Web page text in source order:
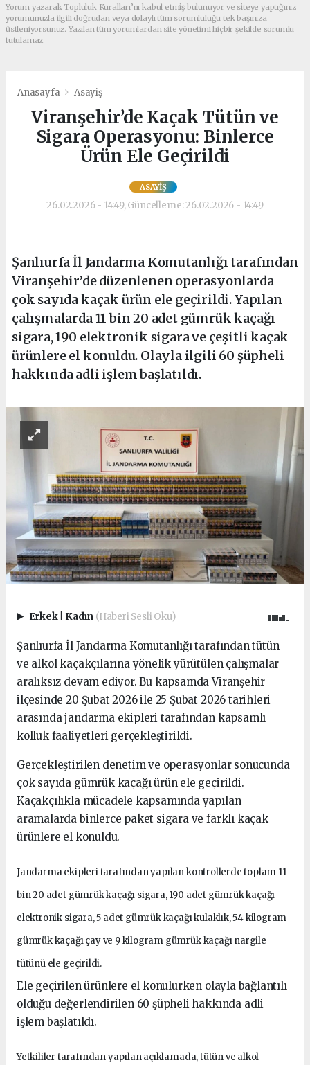
Yorum yazarak Topluluk Kuralları’nı kabul etmiş bulunuyor ve siteye yaptığınız
yorumunuzla ilgili doğrudan veya dolaylı tüm sorumluluğu tek başınıza
üstleniyorsunuz. Yazılan tüm yorumlardan site yönetimi hiçbir şekilde sorumlu
tutulamaz.
Anasayfa Asayiş
Viranşehir’de Kaçak Tütün ve
Sigara Operasyonu: Binlerce
Ürün Ele Geçirildi
ASAYIŞ
26.02.2026 - 14:49, Güncelleme: 26.02.2026 - 14:49
Şanlıurfa İl Jandarma Komutanlığı tarafından
Viranşehir’de düzenlenen operasyonlarda
çok sayıda kaçak ürün ele geçirildi. Yapılan
çalışmalarda 11 bin 20 adet gümrük kaçağı
sigara, 190 elektronik sigara ve çeşitli kaçak
ürünlere el konuldu. Olayla ilgili 60 şüpheli
hakkında adli işlem başlatıldı.
Erkek Kadın (Haberi Sesli Oku)
Şanlıurfa İl Jandarma Komutanlığı tarafından tütün
ve alkol kaçakçılarına yönelik yürütülen çalışmalar
aralıksız devam ediyor. Bu kapsamda Viranşehir
ilçesinde 20 Şubat 2026 ile 25 Şubat 2026 tarihleri
arasında jandarma ekipleri tarafından kapsamlı
kolluk faaliyetleri gerçekleştirildi.
Gerçekleştirilen denetim ve operasyonlar sonucunda
çok sayıda gümrük kaçağı ürün ele geçirildi.
Kaçakçılıkla mücadele kapsamında yapılan
aramalarda binlerce paket sigara ve farklı kaçak
ürünlere el konuldu.
Jandarma ekipleri tarafından yapılan kontrollerde toplam 11
bin 20 adet gümrük kaçağı sigara, 190 adet gümrük kaçağı
elektronik sigara, 5 adet gümrük kaçağı kulaklık, 54 kilogram
gümrük kaçağı çay ve 9 kilogram gümrük kaçağı nargile
tütünü ele geçirildi.
Ele geçirilen ürünlere el konulurken olayla bağlantılı
olduğu değerlendirilen 60 şüpheli hakkında adli
işlem başlatıldı.
Yetkililer tarafından yapılan açıklamada, tütün ve alkol